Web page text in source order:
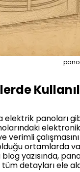
pano
panoları
verimli
ortamlarda
yazısında,
detayları ele